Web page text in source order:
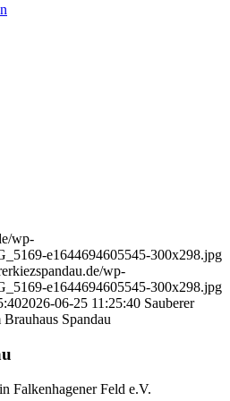
wp-
e1644694605545-300x298.jpg
wp-
e1644694605545-300x298.jpg
2026-06-25 11:25:40 Sauberer
Spandau
Falkenhagener Feld e.V.